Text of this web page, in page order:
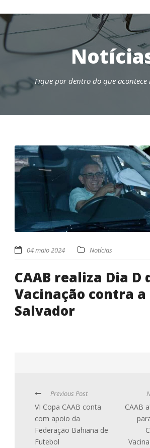
Fique por dentro do que acontece
04 maio 2024 Notícias
CAAB realiza Dia D
Vacinação contra
Salvador
Previous Post
VI Copa CAAB conta
com apoio da
Federação Bahiana de
Futebol
CAAB